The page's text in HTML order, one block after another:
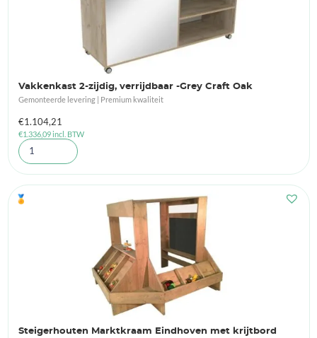
Vakkenkast 2-zijdig, verrijdbaar -Grey Craft Oak
Gemonteerde levering | Premium kwaliteit
€1.104,21
€1.336,09incl. BTW
🏅
Steigerhouten Marktkraam Eindhoven met krijtbord